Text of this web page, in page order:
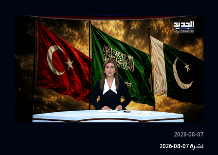
2026-08-07
نشرة 07-08-2026